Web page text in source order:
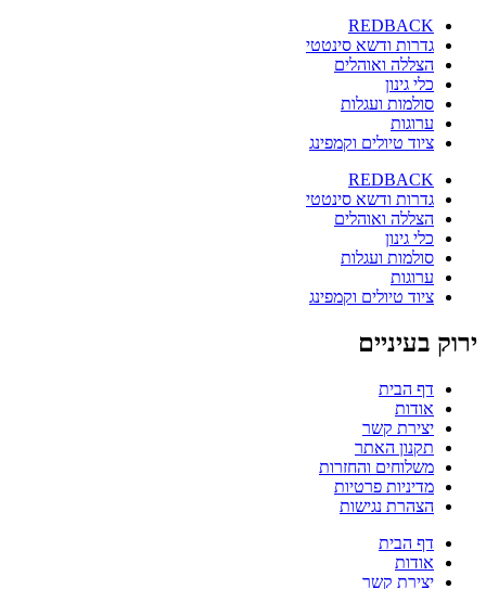
REDBACK
גדרות ודשא סינטטי
הצללה ואוהלים
כלי גינון
סולמות ועגלות
ערוגות
ציוד טיולים וקמפינג
REDBACK
גדרות ודשא סינטטי
הצללה ואוהלים
כלי גינון
סולמות ועגלות
ערוגות
ציוד טיולים וקמפינג
ירוק בעיניים
דף הבית
אודות
יצירת קשר
תקנון האתר
משלוחים והחזרות
מדיניות פרטיות
הצהרת נגישות
דף הבית
אודות
יצירת קשר